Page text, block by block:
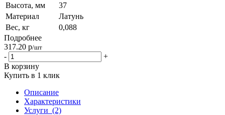
Высота, мм
37
Материал
Латунь
Вес, кг
0,088
Подробнее
317.20 р/шт
-
+
В корзину
Купить в 1 клик
Описание
Характеристики
Услуги (2)